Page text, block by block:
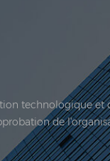
technologique
de
est située ici.